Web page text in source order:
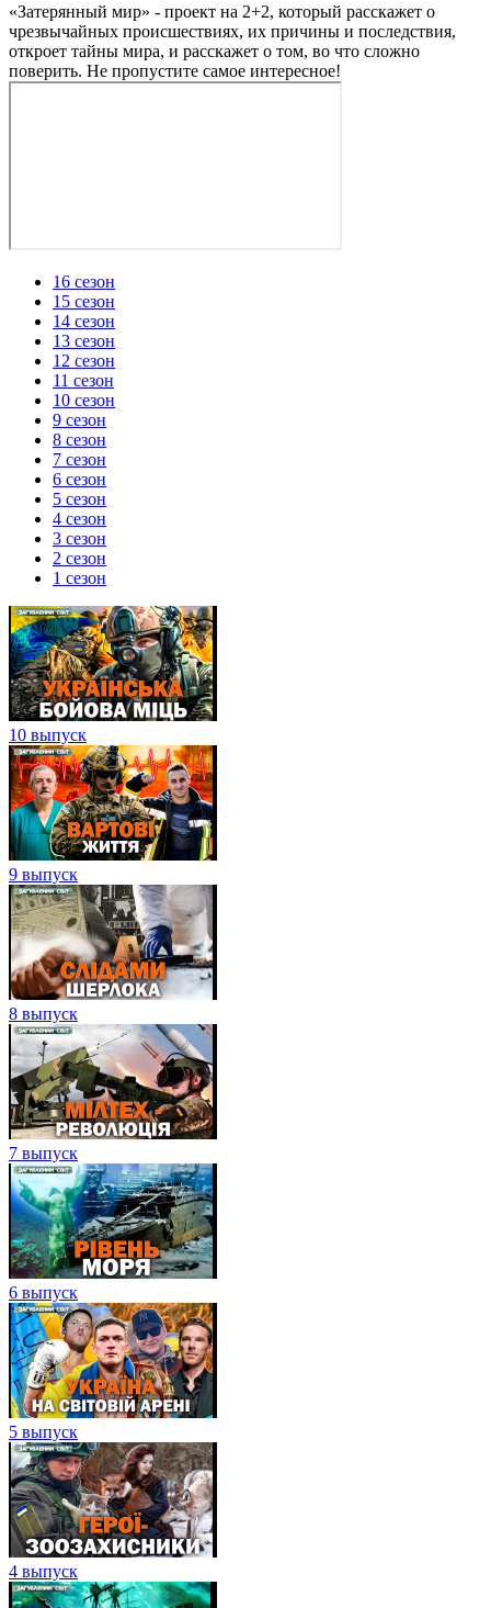
«Затерянный мир» - проект на 2+2, который расскажет о
чрезвычайных происшествиях, их причины и последствия,
откроет тайны мира, и расскажет о том, во что сложно
поверить. Не пропустите самое интересное!
16 сезон
15 сезон
14 сезон
13 сезон
12 сезон
11 сезон
10 сезон
9 сезон
8 сезон
7 сезон
6 сезон
5 сезон
4 сезон
3 сезон
2 сезон
1 сезон
10 выпуск
9 выпуск
8 выпуск
7 выпуск
6 выпуск
5 выпуск
4 выпуск